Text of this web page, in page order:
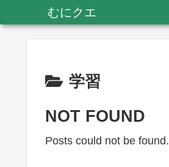
むにクエ
学習
NOT FOUND
Posts could not be found.